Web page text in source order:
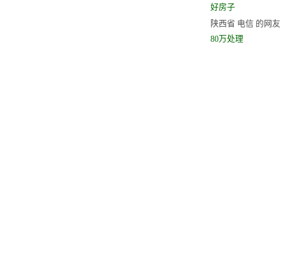
好房子
陕西省 电信 的网友
80万处理